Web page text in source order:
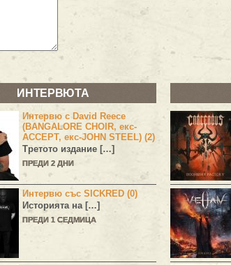
ИНТЕРВЮТА
Интервю с David Reece
(BANGALORE CHOIR, екс-
ACCEPT, екс-JOHN STEEL) (2)
Третото издание […]
ПРЕДИ 2 ДНИ
Интервю със SICKRED (0)
Историята на […]
ПРЕДИ 1 СЕДМИЦА